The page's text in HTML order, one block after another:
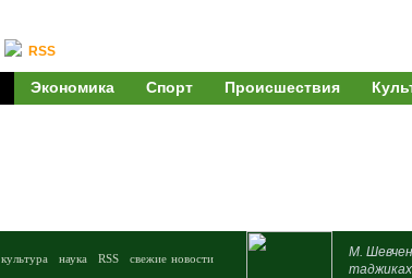
RSS
Экономика Спорт Происшествия
культура наука RSS свежие новости
М.